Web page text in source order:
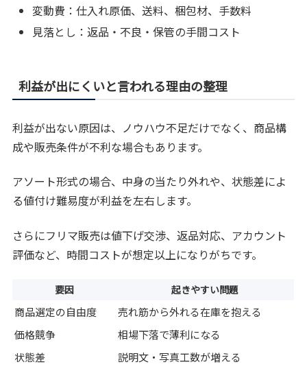
変動費：仕入れ原価、送料、梱包材、手数料
見落とし：返品・不良・保管の手間コスト
利益が出にくいと言われる理由の整理
利益が出ない原因は、ノウハウ不足だけでなく、商品構
成や販売条件が不利な場合もあります。
アソート形式の場合、中身の当たり外れや、状態差によ
る値付け難易度が利益を左右します。
さらにフリマ販売は値下げ交渉、返品対応、アカウント
評価など、時間コストが想定以上になりがちです。
要因 起きやすい問題
商品選定の自由度
売れ筋から外れる在庫を抱える
価格競争
相場下落で薄利になる
状態差
説明文・写真工数が増える